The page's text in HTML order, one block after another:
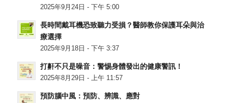
2025年9月24日 - 下午 5:00
長時間戴耳機恐致聽力受損？醫師教你保護耳朵與治
療選擇
2025年9月18日 - 下午 3:37
打鼾不只是噪音：警惕身體發出的健康警訊！
2025年8月29日 - 上午 11:57
預防腦中風：預防、辨識、應對